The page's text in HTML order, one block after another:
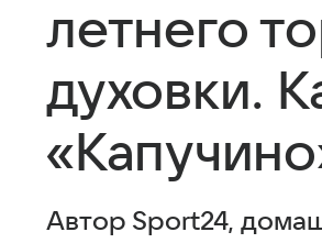
летнего
духовки.
Автор Sport24,